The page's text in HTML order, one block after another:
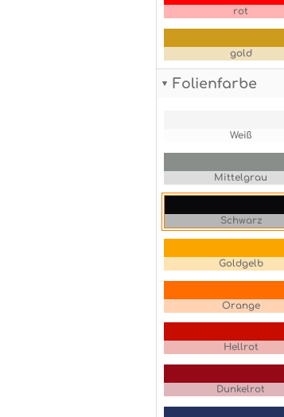
rot
gold
Folienfarbe
Weiß
Mittelgrau
Schwarz
Goldgelb
Orange
Hellrot
Dunkelrot